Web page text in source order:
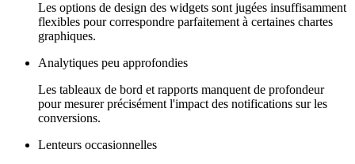
Les options de design des widgets sont jugées insuffisamment
flexibles pour correspondre parfaitement à certaines chartes
graphiques.
Analytiques peu approfondies
Les tableaux de bord et rapports manquent de profondeur
pour mesurer précisément l'impact des notifications sur les
conversions.
Lenteurs occasionnelles